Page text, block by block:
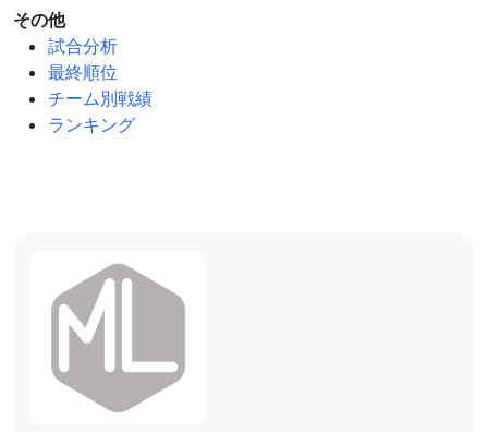
その他
試合分析
最終順位
チーム別戦績
ランキング